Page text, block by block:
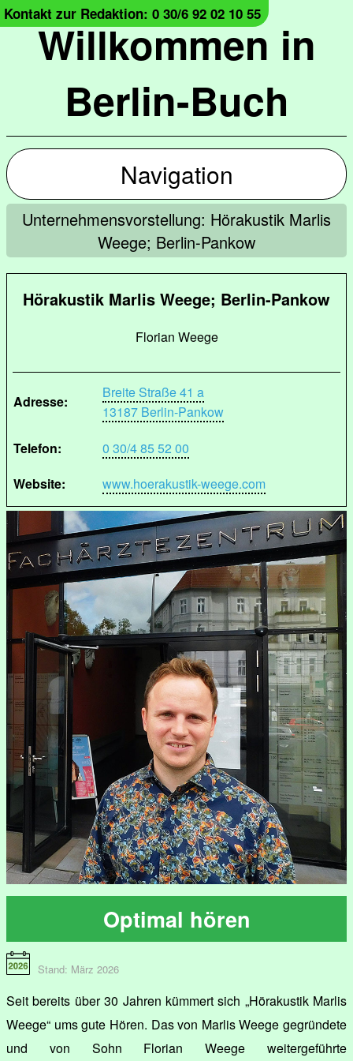
Willkommen in
Berlin-Buch
Kontakt zur Redaktion: 0 30/6 92 02 10 55
Navigation
Unternehmensvorstellung: Hörakustik Marlis
Weege; Berlin-Pankow
Hörakustik Marlis Weege; Berlin-Pankow
Florian Weege
Adresse:
Breite Straße 41 a
13187 Berlin-Pankow
Telefon:
0 30/4 85 52 00
Website:
www.hoerakustik-weege.com
Optimal hören
Stand: März 2026
Seit bereits über 30 Jahren kümmert sich „Hörakustik Marlis
Weege“ ums gute Hören. Das von Marlis Weege gegründete
und von Sohn Florian Weege weitergeführte